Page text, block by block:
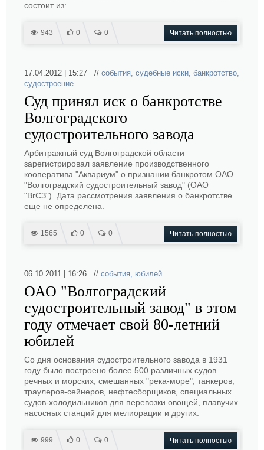
состоит из:
943 0 0 Читать полностью
17.04.2012 | 15:27 // события, судебные иски, банкротство,
судостроение
Суд принял иск о банкротстве
Волгоградского
судостроительного завода
Арбитражный суд Волгоградской области
зарегистрировал заявление производственного
кооператива "Аквариум" о признании банкротом ОАО
"Волгоградский судостроительный завод" (ОАО
"ВгСЗ"). Дата рассмотрения заявления о банкротстве
еще не определена.
1565 0 0 Читать полностью
06.10.2011 | 16:26 // события, юбилей
ОАО "Волгоградский
судостроительный завод" в этом
году отмечает свой 80-летний
юбилей
Со дня основания судостроительного завода в 1931
году было построено более 500 различных судов –
речных и морских, смешанных "река-море", танкеров,
траулеров-сейнеров, нефтесборщиков, специальных
судов-холодильников для перевозки овощей, плавучих
насосных станций для мелиорации и других.
999 0 0 Читать полностью